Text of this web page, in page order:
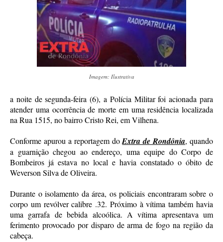
Imagem: Ilustrativa
a noite de segunda-feira (6), a Polícia Militar foi acionada para
atender uma ocorrência de morte em uma residência localizada
na Rua 1515, no bairro Cristo Rei, em Vilhena.
Conforme apurou a reportagem doExtra de Rondônia, quando
a guarnição chegou ao endereço, uma equipe do Corpo de
Bombeiros já estava no local e havia constatado o óbito de
Weverson Silva de Oliveira.
Durante o isolamento da área, os policiais encontraram sobre o
corpo um revólver calibre .32. Próximo à vítima também havia
uma garrafa de bebida alcoólica. A vítima apresentava um
ferimento provocado por disparo de arma de fogo na região da
cabeça.